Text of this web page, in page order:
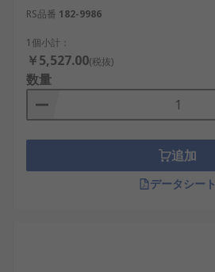
RS品番 182-9986
1個小計：
￥5,527.00(税抜)
数量
追加
データシート